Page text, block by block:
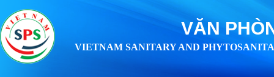
VĂN
VIETNAM SANITARY AND